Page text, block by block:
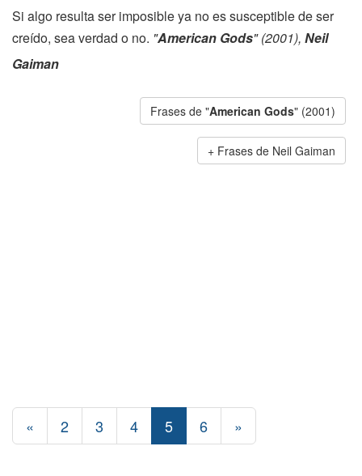
Si algo resulta ser imposible ya no es susceptible de ser
creído, sea verdad o no. "American Gods" (2001), Neil
Gaiman
Frases de "American Gods" (2001)
Frases de Neil Gaiman
« 2 3 4 5 6 »